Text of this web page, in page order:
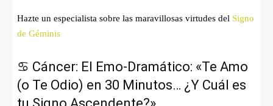
Hazte un especialista sobre las maravillosas virtudes del Signo
de Géminis
♋ Cáncer: El Emo-Dramático: «Te Amo
(o Te Odio) en 30 Minutos… ¿Y Cuál es